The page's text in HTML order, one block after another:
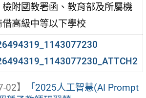
檢附國教署函、教育部及所屬機
借高級中等以下學校
02】
「2025人工智慧(AI Prompt